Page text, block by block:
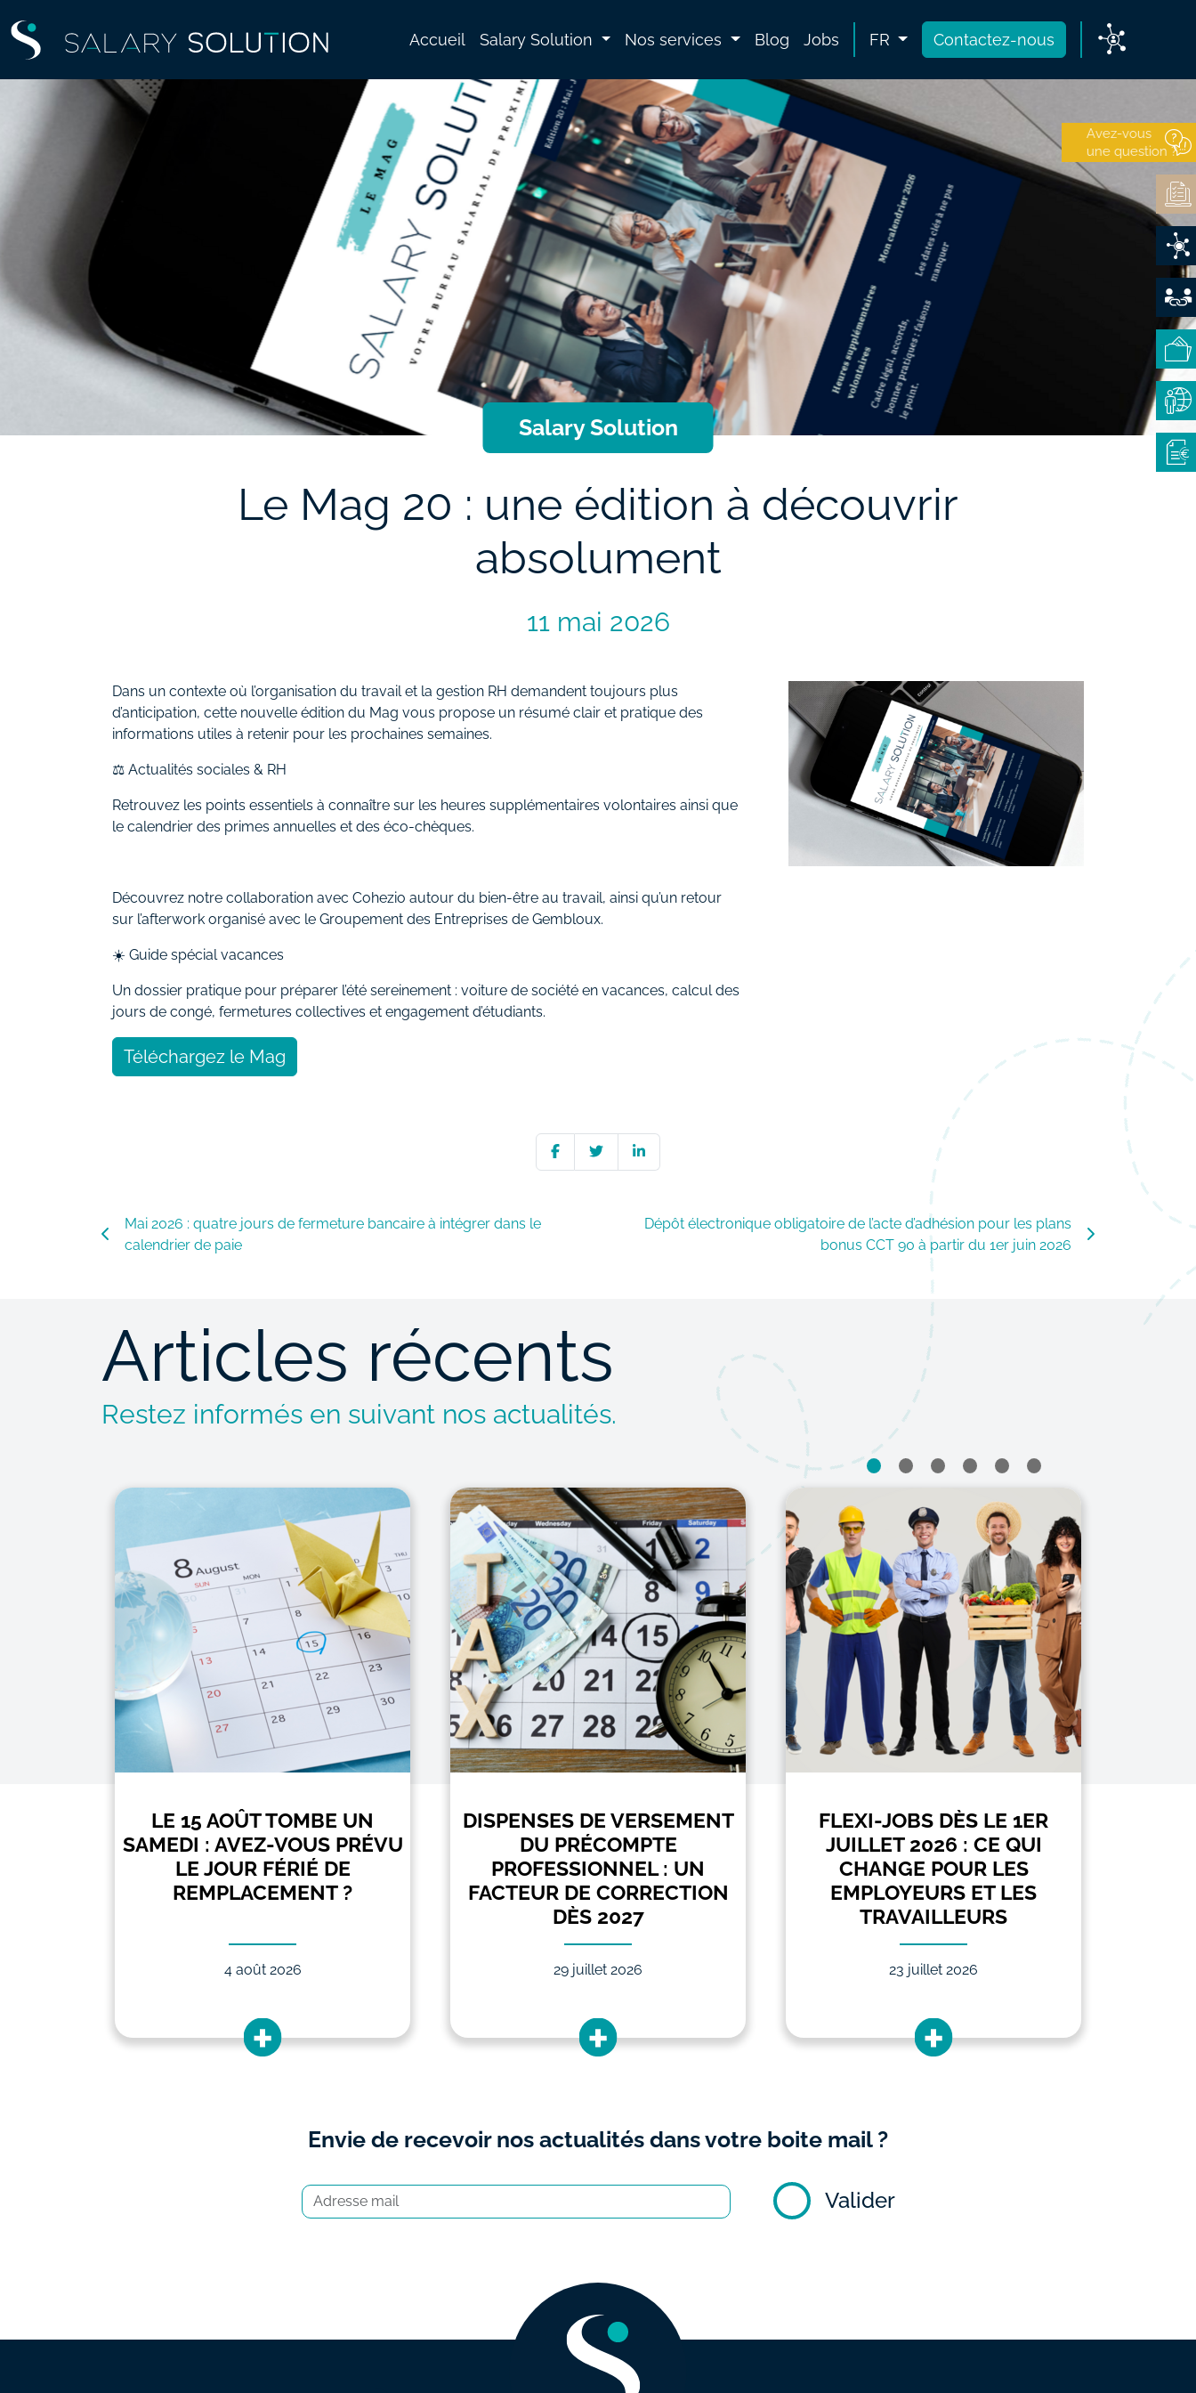
Accueil Salary Solution Nos services Blog Jobs FR Contactez-nous
Salary Solution
Le Mag 20 : une édition à découvrir
absolument
11 mai 2026
Dans un contexte où l’organisation du travail et la gestion RH demandent toujours plus
d’anticipation, cette nouvelle édition du Mag vous propose un résumé clair et pratique des
informations utiles à retenir pour les prochaines semaines.
⚖️ Actualités sociales & RH
Retrouvez les points essentiels à connaître sur les heures supplémentaires volontaires ainsi que
le calendrier des primes annuelles et des éco-chèques.
Découvrez notre collaboration avec Cohezio autour du bien-être au travail, ainsi qu’un retour
sur l’afterwork organisé avec le Groupement des Entreprises de Gembloux.
☀️ Guide spécial vacances
Un dossier pratique pour préparer l’été sereinement : voiture de société en vacances, calcul des
jours de congé, fermetures collectives et engagement d’étudiants.
Téléchargez le Mag
Mai 2026 : quatre jours de fermeture bancaire à intégrer dans le
calendrier de paie
Dépôt électronique obligatoire de l’acte d’adhésion pour les plans
bonus CCT 90 à partir du 1er juin 2026
Articles récents
Restez informés en suivant nos actualités.
LE 15 AOÛT TOMBE UN
SAMEDI : AVEZ-VOUS PRÉVU
LE JOUR FÉRIÉ DE
REMPLACEMENT ?
4 août 2026
DISPENSES DE VERSEMENT
DU PRÉCOMPTE
PROFESSIONNEL : UN
FACTEUR DE CORRECTION
DÈS 2027
29 juillet 2026
FLEXI-JOBS DÈS LE 1ER
JUILLET 2026 : CE QUI
CHANGE POUR LES
EMPLOYEURS ET LES
TRAVAILLEURS
23 juillet 2026
Envie de recevoir nos actualités dans votre boite mail ?
Valider